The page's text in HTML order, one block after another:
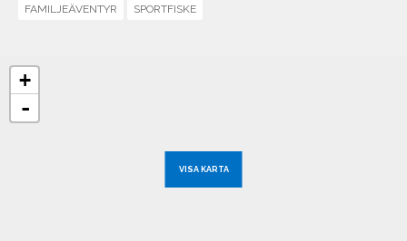
FAMILJEÄVENTYR SPORTFISKE
+
-
VISA KARTA